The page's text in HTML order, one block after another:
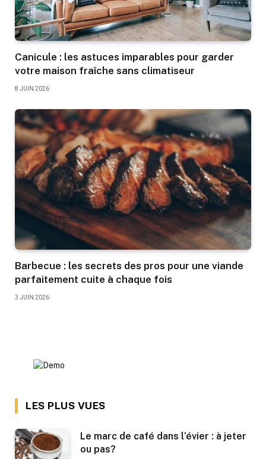
Canicule : les astuces imparables pour garder
votre maison fraîche sans climatiseur
8 JUIN 2026
Barbecue : les secrets des pros pour une viande
parfaitement cuite à chaque fois
3 JUIN 2026
LES PLUS VUES
Le marc de café dans l’évier : à jeter
ou pas?